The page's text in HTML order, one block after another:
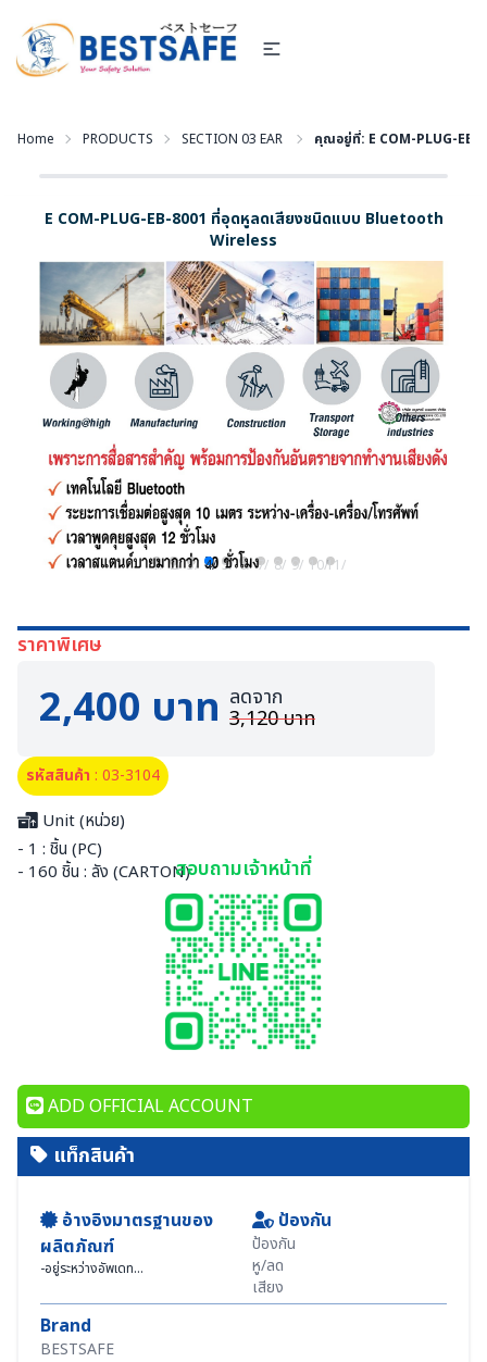
Home PRODUCTS SECTION 03 EAR PROTECTION - อุปกรณ์สำหรับลดเ
คุณอยู่ที่: E COM-PLUG-
E COM-PLUG-EB-8001 ที่อุดหูลดเสียงชนิดแบบ Bluetooth
Wireless
1/ 2/ 3/ 4/ 5/ 6/ 7/ 8/ 9/ 10/11/
ราคาพิเศษ
2,400 บาท ลดจาก
3,120 บาท
รหัสสินค้า : 03-3104
Unit (หน่วย)
- 1 : ชิ้น (PC)
- 160 ชิ้น : ลัง (CARTON)สอบถามเจ้าหน้าที่
ADD OFFICIAL ACCOUNT
แท็กสินค้า
อ้างอิงมาตรฐานของ
ผลิตภัณฑ์
-อยู่ระหว่างอัพเดท...
ป้องกัน
ป้องกัน
หู/ลด
เสียง
Brand
BESTSAFE